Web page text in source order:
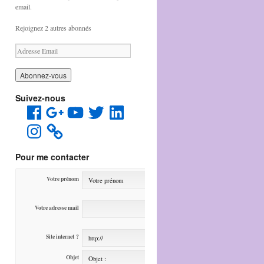
email.
Rejoignez 2 autres abonnés
A
d
r
e
s
i
Suivez-nous
FacebookGoogle
+
YouTubeTwitter LinkedIn
Instagram
Pour me contacter
Votre prénom
Votre adresse mail
Site internet ?
Objet